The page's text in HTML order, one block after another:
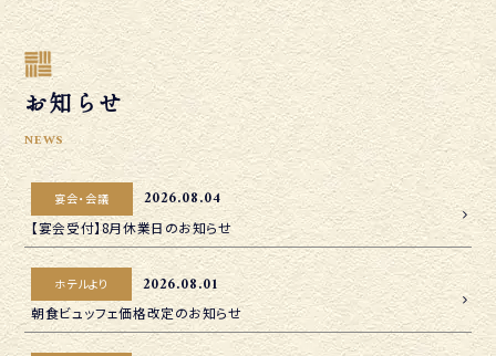
お知らせ
NEWS
宴会・会議 2026.08.04
【宴会受付】8月休業日のお知らせ
ホテルより 2026.08.01
朝食ビュッフェ価格改定のお知らせ